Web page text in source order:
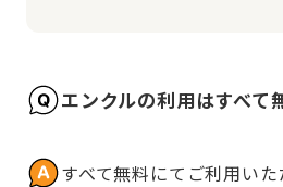
エンクルの利用はすべて
すべて無料にてご利用いた